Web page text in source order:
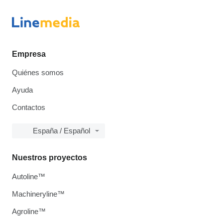
Empresa
Quiénes somos
Ayuda
Contactos
España / Español
Nuestros proyectos
Autoline™
Machineryline™
Agroline™